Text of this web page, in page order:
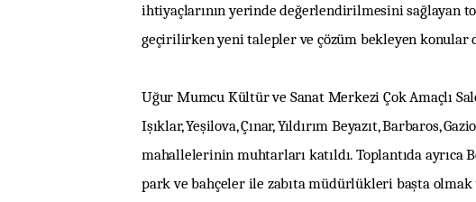
ihtiyaçlarının yerinde değerlendirilmesini sağlayan
geçirilirken yeni talepler ve çözüm bekleyen konular
Uğur Mumcu Kültür ve Sanat Merkezi Çok Amaçlı
Işıklar, Yeşilova, Çınar, Yıldırım Beyazıt, Barbaros,
mahallelerinin muhtarları katıldı. Toplantıda
park ve bahçeler ile zabıta müdürlükleri başta